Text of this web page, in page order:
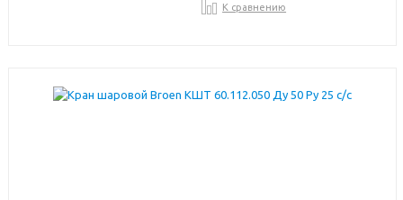
К сравнению